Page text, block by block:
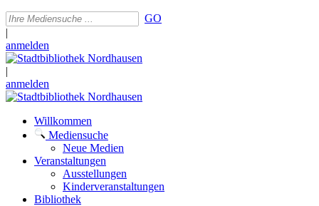
GO
|
anmelden
|
anmelden
Willkommen
Mediensuche
Neue Medien
Veranstaltungen
Ausstellungen
Kinderveranstaltungen
Bibliothek